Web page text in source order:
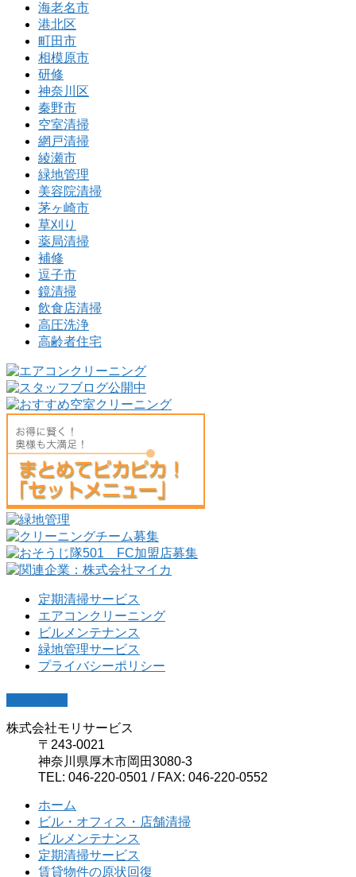
海老名市
港北区
町田市
相模原市
研修
神奈川区
秦野市
空室清掃
網戸清掃
綾瀬市
緑地管理
美容院清掃
茅ヶ崎市
草刈り
薬局清掃
補修
逗子市
鏡清掃
飲食店清掃
高圧洗浄
高齢者住宅
定期清掃サービス
エアコンクリーニング
ビルメンテナンス
緑地管理サービス
プライバシーポリシー
株式会社モリサービス
〒243-0021
神奈川県厚木市岡田3080-3
TEL: 046-220-0501 / FAX: 046-220-0552
ホーム
ビル・オフィス・店舗清掃
ビルメンテナンス
定期清掃サービス
賃貸物件の原状回復